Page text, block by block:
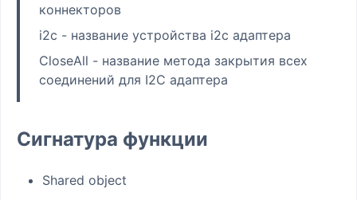
коннекторов
i2c - название устройства i2c адаптера
CloseAll - название метода закрытия всех
соединений для I2C адаптера
Сигнатура функции
Shared object